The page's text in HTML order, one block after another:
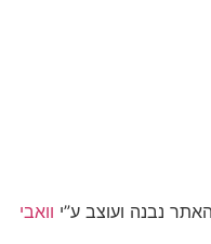
וואבי